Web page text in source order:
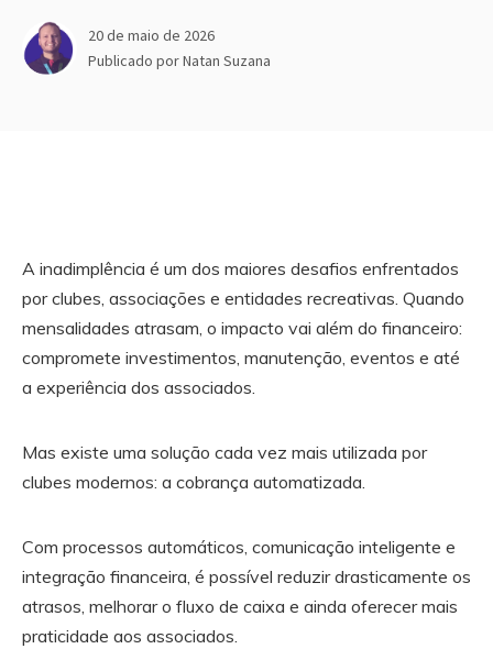
20 de maio de 2026
Publicado porNatan Suzana
A inadimplência é um dos maiores desafios enfrentados
por clubes, associações e entidades recreativas. Quando
mensalidades atrasam, o impacto vai além do financeiro:
compromete investimentos, manutenção, eventos e até
a experiência dos associados.
Mas existe uma solução cada vez mais utilizada por
clubes modernos: a cobrança automatizada.
Com processos automáticos, comunicação inteligente e
integração financeira, é possível reduzir drasticamente os
atrasos, melhorar o fluxo de caixa e ainda oferecer mais
praticidade aos associados.